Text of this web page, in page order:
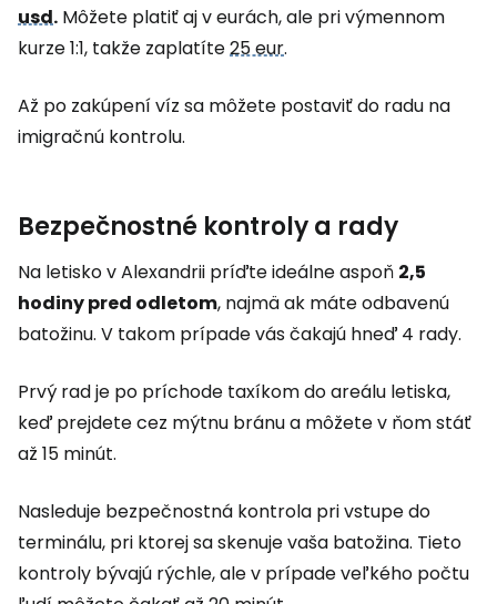
usd. Môžete platiť aj v eurách, ale pri výmennom
kurze 1:1, takže zaplatíte25 eur.
Až po zakúpení víz sa môžete postaviť do radu na
imigračnú kontrolu.
Bezpečnostné kontroly a rady
Na letisko v Alexandrii príďte ideálne aspoň 2,5
hodiny pred odletom, najmä ak máte odbavenú
batožinu. V takom prípade vás čakajú hneď 4 rady.
Prvý rad je po príchode taxíkom do areálu letiska,
keď prejdete cez mýtnu bránu a môžete v ňom stáť
až 15 minút.
Nasleduje bezpečnostná kontrola pri vstupe do
terminálu, pri ktorej sa skenuje vaša batožina. Tieto
kontroly bývajú rýchle, ale v prípade veľkého počtu